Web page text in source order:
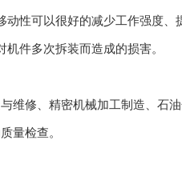
可以很好的减少工作强度、
件多次拆装而造成的损害。
修、精密机械加工制造、石油
量检查。